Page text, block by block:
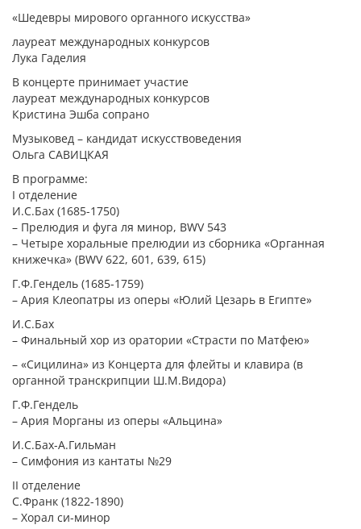
«Шедевры мирового органного искусства»
лауреат международных конкурсов
Лука Гаделия
В концерте принимает участие
лауреат международных конкурсов
Кристина Эшба сопрано
Музыковед – кандидат искусствоведения
Ольга САВИЦКАЯ
В программе:
I отделение
И.С.Бах (1685-1750)
– Прелюдия и фуга ля минор, BWV 543
– Четыре хоральные прелюдии из сборника «Органная
книжечка» (BWV 622, 601, 639, 615)
Г.Ф.Гендель (1685-1759)
– Ария Клеопатры из оперы «Юлий Цезарь в Египте»
И.С.Бах
– Финальный хор из оратории «Страсти по Матфею»
– «Сицилина» из Концерта для флейты и клавира (в
органной транскрипции Ш.М.Видора)
Г.Ф.Гендель
– Ария Морганы из оперы «Альцина»
И.С.Бах-А.Гильман
– Симфония из кантаты №29
II отделение
С.Франк (1822-1890)
– Хорал си-минор